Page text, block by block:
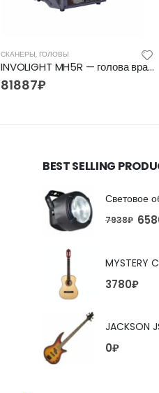
СКАНЕРЫ, ГОЛОВЫ
INVOLIGHT MH5R — голова вращения (BEAM), MSD Philips Platinum 5R, 189 Вт, DMX-512
81887₽
BEST SELLING
7938₽
3780₽
0₽